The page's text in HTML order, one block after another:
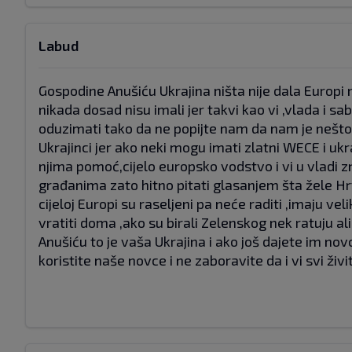
Labud
Gospodine Anušiću Ukrajina ništa nije dala
nikada dosad nisu imali jer takvi kao vi ,vlada i
oduzimati tako da ne popijte nam da nam je
Ukrajinci jer ako neki mogu imati zlatni WECE i
njima pomoć,cijelo europsko vodstvo i vi u vladi
građanima zato hitno pitati glasanjem šta žele
cijeloj Europi su raseljeni pa neće raditi ,imaju
vratiti doma ,ako su birali Zelenskog nek ratuju
Anušiću to je vaša Ukrajina i ako još dajete im
koristite naše novce i ne zaboravite da i vi svi